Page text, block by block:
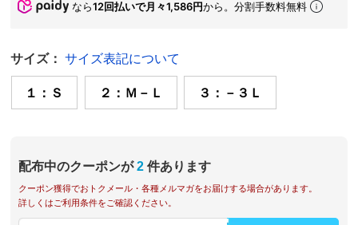
なら12回払いで月々1,586円から。分割手数料無料
サイズ： サイズ表記について
１：Ｓ ２：Ｍ－Ｌ ３：－３Ｌ
配布中のクーポンが 2 件あります
クーポン獲得でおトクメール・各種メルマガをお届けする場合があります。
詳しくはご利用条件をご確認ください。